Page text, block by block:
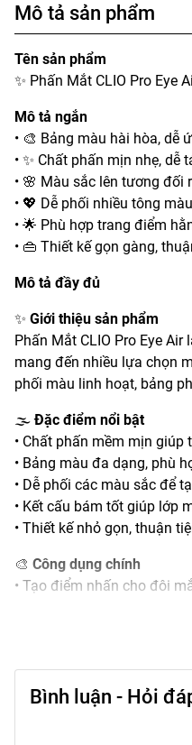
Mô tả sản phẩm
Tên sản phẩm
✨ Phấn Mắt CLIO Pro Eye
Mô tả ngắn
• 🎨 Bảng màu hài hòa, dễ
• ✨ Chất phấn mịn nhẹ, dễ
• 🌸 Màu sắc lên tương đối
• 💖 Dễ phối nhiều tông
• 🌟 Phù hợp trang điểm
• 👜 Thiết kế gọn gàng,
Mô tả đầy đủ
✨ Giới thiệu sản phẩm
Phấn Mắt CLIO Pro Eye
mang đến nhiều lựa chọn
phối màu linh hoạt, bảng
🌫️Đặc điểm nổi bật
• Chất phấn mềm mịn
• Bảng màu đa dạng, phù
• Dễ phối các màu sắc để
• Kết cấu bám tốt giúp lớp
• Thiết kế nhỏ gọn, thuận
🎨 Công dụng chính
• Tạo điểm nhấn cho đôi
• Dễ dàng biến đổi nhiều
• Mang lại vẻ ngoài tươi
🖌️Hướng dẫn sử dụng
Bình luận - Hỏi